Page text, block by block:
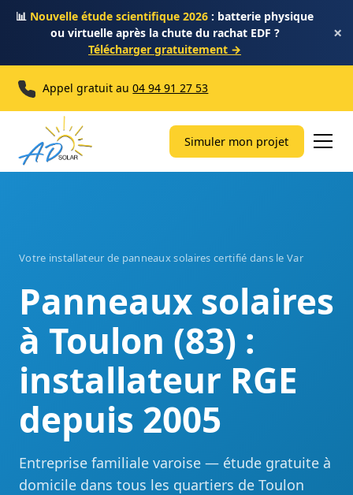
📊 Nouvelle étude scientifique 2026 : batterie physique
ou virtuelle après la chute du rachat EDF ?
Télécharger gratuitement →
×
Appel gratuit au04 94 91 27 53
Simuler mon projet
Votre installateur de panneaux solaires certifié dans le Var
Panneaux solaires
à Toulon (83) :
installateur RGE
depuis 2005
Entreprise familiale varoise — étude gratuite à
domicile dans tous les quartiers de Toulon